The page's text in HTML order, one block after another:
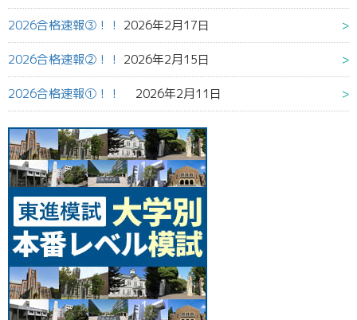
2026合格速報③！！ 2026年2月17日
2026合格速報②！！ 2026年2月15日
2026合格速報①！！ 2026年2月11日